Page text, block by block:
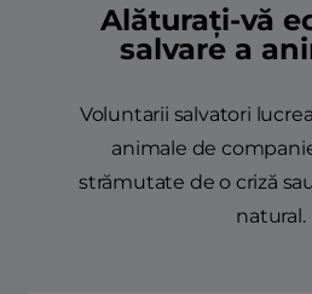
Alăturați-vă
salvare a
Voluntarii salvatori
animale de
strămutate de o criză
natural.